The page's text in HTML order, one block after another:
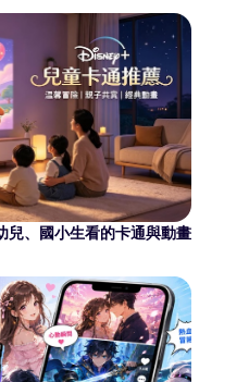
兒、國小生看的卡通與動畫